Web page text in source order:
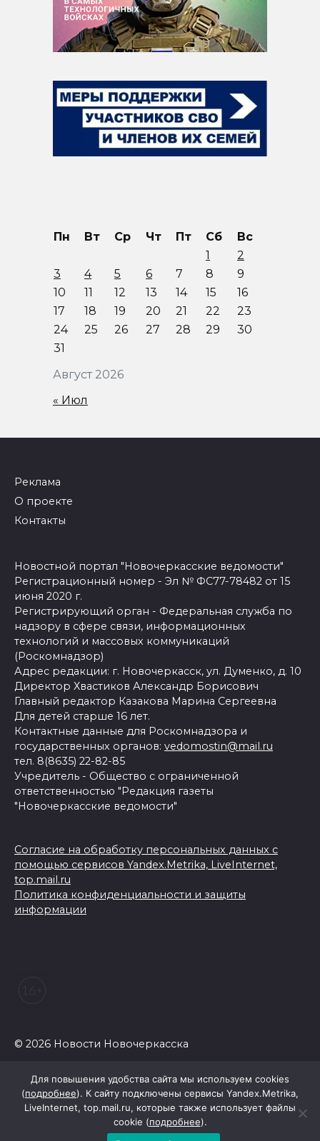
Август 2026
Пн Вт Ср Чт Пт Сб
Вс
1
2
3
4 5 6 7 8
9
10
11 12 13 14 15
16
17
18 19 20 21 22
23
24
25 26 27 28 29
30
31
« Июл
Реклама
О проекте
Контакты
Новостной портал "Новочеркасские ведомости"
Регистрационный номер - Эл № ФС77-78482 от 15
июня 2020 г.
Регистрирующий орган - Федеральная служба по
надзору в сфере связи, информационных
технологий и массовых коммуникаций
(Роскомнадзор)
Адрес редакции: г. Новочеркасск, ул. Думенко, д. 10
Директор Хвастиков Александр Борисович
Главный редактор Казакова Марина Сергеевна
Для детей старше 16 лет.
Контактные данные для Роскомнадзора и
государственных органов: vedomostin@mail.ru
тел. 8(8635) 22-82-85
Учредитель - Общество с ограниченной
ответственностью "Редакция газеты
"Новочеркасские ведомости"
Согласие на обработку персональных данных с
помощью сервисов Yandex.Metrika, LiveInternet,
top.mail.ru
Политика конфиденциальности и защиты
информации
© 2026 Новости Новочеркасска
Для повышения удобства сайта мы используем cookies
(подробнее). К сайту подключены сервисы Yandex.Metrika,
LiveInternet, top.mail.ru, которые также использует файлы
cookie (подробнее).